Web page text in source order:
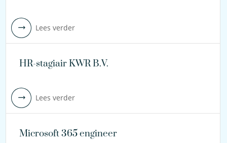
Lees verder
HR-stagiair KWR B.V.
Lees verder
Microsoft 365 engineer